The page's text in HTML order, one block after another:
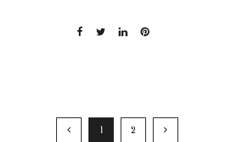
1 2